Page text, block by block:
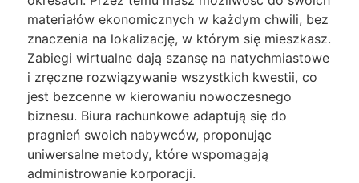
materiałów ekonomicznych w każdym chwili, bez
znaczenia na lokalizację, w którym się mieszkasz.
Zabiegi wirtualne dają szansę na natychmiastowe
i zręczne rozwiązywanie wszystkich kwestii, co
jest bezcenne w kierowaniu nowoczesnego
biznesu. Biura rachunkowe adaptują się do
pragnień swoich nabywców, proponując
uniwersalne metody, które wspomagają
administrowanie korporacji.